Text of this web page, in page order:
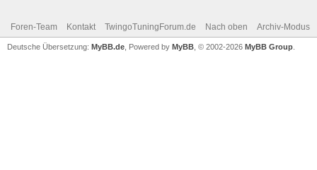
Foren-Team Kontakt TwingoTuningForum.de Nach oben Archiv-Modus
Deutsche Übersetzung: MyBB.de , Powered by MyBB , © 2002-2026 MyBB Group